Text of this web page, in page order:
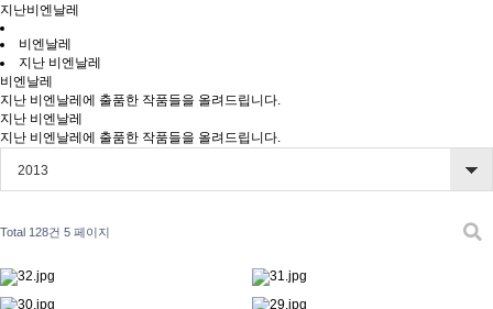
지난비엔날레
비엔날레
지난 비엔날레
비엔날레
지난 비엔날레에 출품한 작품들을 올려드립니다.
지난 비엔날레
지난 비엔날레에 출품한 작품들을 올려드립니다.
2013
Total 128건 5 페이지